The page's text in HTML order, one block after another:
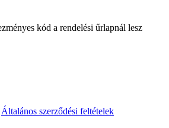
kód a rendelési űrlapnál lesz
Általános szerződési feltételek